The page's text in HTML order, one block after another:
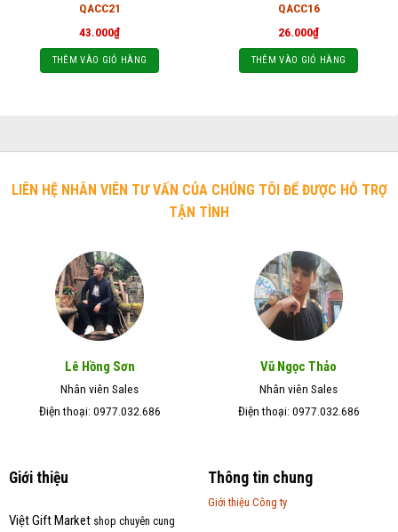
QACC21
43.000₫
THÊM VÀO GIỎ HÀNG
QACC16
26.000₫
THÊM VÀO GIỎ HÀNG
LIÊN HỆ NHÂN VIÊN TƯ VẤN CỦA CHÚNG TÔI ĐỂ ĐƯỢC HỖ TRỢ
TẬN TÌNH
Lê Hồng Sơn
Nhân viên Sales
Điện thoại: 0977.032.686
Vũ Ngọc Thảo
Nhân viên Sales
Điện thoại: 0977.032.686
Giới thiệu
Việt Gift Marketshop chuyên cung
Thông tin chung
Giới thiệu Công ty